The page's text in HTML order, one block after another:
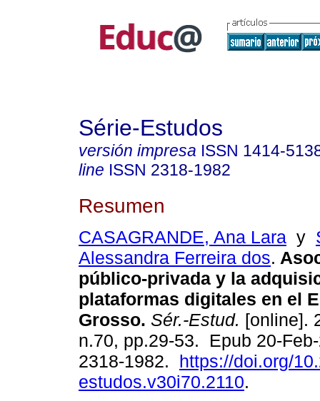
Série-Estudos
versión impresa ISSN 1414-
line ISSN 2318-1982
Resumen
CASAGRANDE, Ana Lara y
Alessandra Ferreira dos.
público-privada y la
plataformas digitales en el
Grosso. Sér.-Estud. [online].
n.70, pp.29-53. Epub 20-
2318-1982. https://doi.org/
estudos.v30i70.2110.